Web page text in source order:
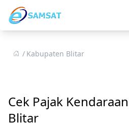
Kabupaten Blitar
Cek Pajak
Blitar